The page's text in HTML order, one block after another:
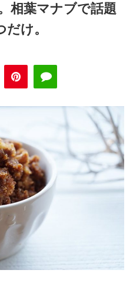
相葉マナブで話題
け。